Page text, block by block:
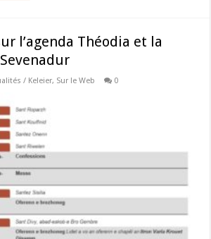
l’agenda Théodia et la
/ Keleier, Sur le Web 0